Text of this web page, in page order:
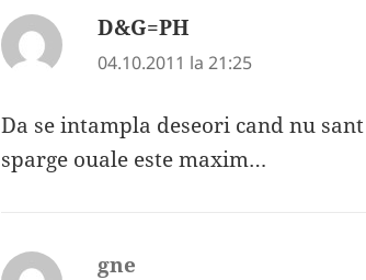
D&G=PH
04.10.2011 la 21:25
Da se intampla deseori cand nu
sparge ouale este maxim…
gne